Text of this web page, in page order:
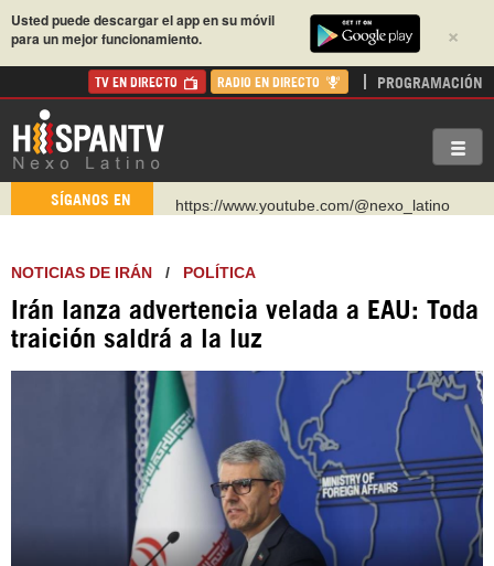
×
Usted puede descargar el app en su móvil
para un mejor funcionamiento.
TV EN DIRECTO RADIO EN DIRECTO PROGRAMACIÓN
SÍGANOS EN
https://www.youtube.com/@nexo_latino
https://t.me/hispantvcanal
https://urmedium.com/c/hispantv
WhatsApp y Viber: +98 921 79 29 404
https://www.facebook.com/Nexolatino.Canal
NOTICIAS DE IRÁN / POLÍTICA
Irán lanza advertencia velada a EAU: Toda
traición saldrá a la luz